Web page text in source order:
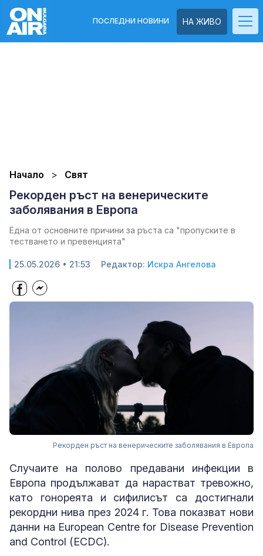
НА ЖИВО
ПОСЛЕДНИ НОВИНИ
Начало Свят
Рекорден ръст на венерическите
заболявания в Европа
Eдна от основните причини за ръста са "пропуските в
тестването и превенцията"
25.05.2026 • 21:53 Редактор: Искра Ангелова
Рекорден ръст на венерическите заболявания в Европа
Случаите на полово предавани инфекции в
Европа продължават да нарастват тревожно,
като гонореята и сифилисът са достигнали
рекордни нива през 2024 г. Това показват нови
данни на European Centre for Disease Prevention
and Control (ECDC).